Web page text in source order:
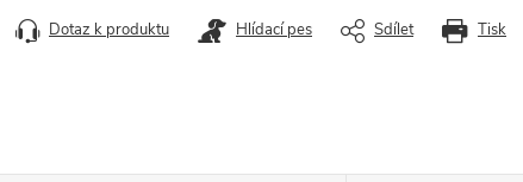
Tisk
Dotaz k produktu Hlídací pes Sdílet